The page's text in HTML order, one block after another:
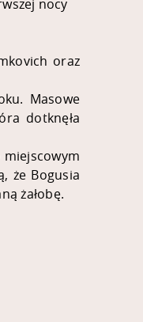
nocy
oraz
Masowe
dotknęła
że Bogusia
żałobę.